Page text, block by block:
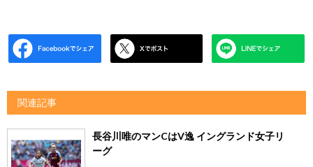
関連記事
長谷川唯のマンCはV逸 イングランド女子リ
ーグ